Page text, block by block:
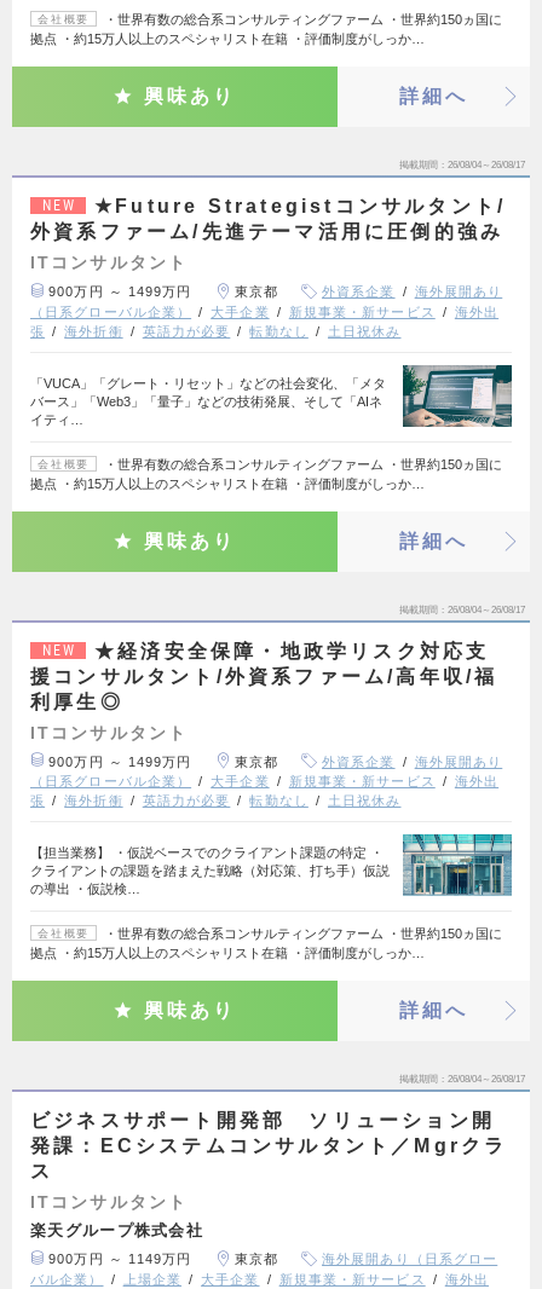
会社概要
・世界有数の総合系コンサルティングファーム ・世界約150ヵ国に
拠点 ・約15万人以上のスペシャリスト在籍 ・評価制度がしっか…
興味あり 詳細へ
掲載期間 26/08/04～26/08/17
NEW
★Future Strategistコンサルタント/
外資系ファーム/先進テーマ活用に圧倒的強み
ITコンサルタント
900万円 ～ 1499万円 東京都 外資系企業
海外展開あり
（日系グローバル企業）
大手企業 新規事業・新サービス
海外出
張
海外折衝 英語力が必要 転勤なし 土日祝休み
「VUCA」「グレート・リセット」などの社会変化、「メタ
バース」「Web3」「量子」などの技術発展、そして「AIネ
イティ…
会社概要
・世界有数の総合系コンサルティングファーム ・世界約150ヵ国に
拠点 ・約15万人以上のスペシャリスト在籍 ・評価制度がしっか…
興味あり 詳細へ
掲載期間 26/08/04～26/08/17
NEW
★経済安全保障・地政学リスク対応支
援コンサルタント/外資系ファーム/高年収/福
利厚生◎
ITコンサルタント
900万円 ～ 1499万円 東京都 外資系企業
海外展開あり
（日系グローバル企業）
大手企業 新規事業・新サービス
海外出
張
海外折衝 英語力が必要 転勤なし 土日祝休み
【担当業務】 ・仮説ベースでのクライアント課題の特定 ・
クライアントの課題を踏まえた戦略（対応策、打ち手）仮説
の導出 ・仮説検…
会社概要
・世界有数の総合系コンサルティングファーム ・世界約150ヵ国に
拠点 ・約15万人以上のスペシャリスト在籍 ・評価制度がしっか…
興味あり 詳細へ
掲載期間 26/08/04～26/08/17
ビジネスサポート開発部 ソリューション開
発課：ECシステムコンサルタント／Mgrクラ
ス
ITコンサルタント
楽天グループ株式会社
900万円 ～ 1149万円 東京都
海外展開あり（日系グロー
バル企業）
上場企業 大手企業 新規事業・新サービス
海外出